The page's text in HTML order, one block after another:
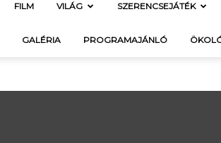
f21.hu
FILM VILÁG SZERENCSEJÁTÉK
GALÉRIA PROGRAMAJÁNLÓ